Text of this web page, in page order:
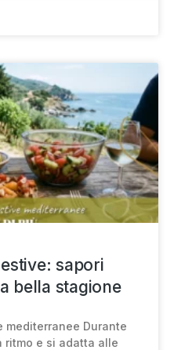
sapori
bella stagione
mediterranee Durante
ritmo e si adatta alle